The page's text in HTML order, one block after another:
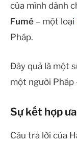
của mình dành
Fumé – một loại
Pháp.
Đây quả là một
một người Pháp
Sự kết hợp
Câu trả lời của